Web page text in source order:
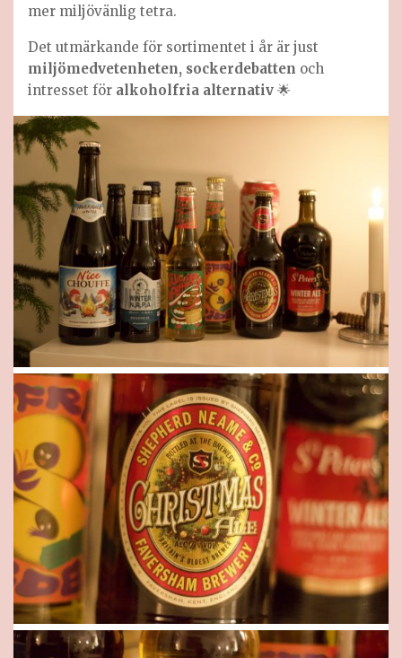
mer miljövänlig tetra.
Det utmärkande för sortimentet i år är just
miljömedvetenheten, sockerdebatten och
intresset för alkoholfria alternativ 🌟